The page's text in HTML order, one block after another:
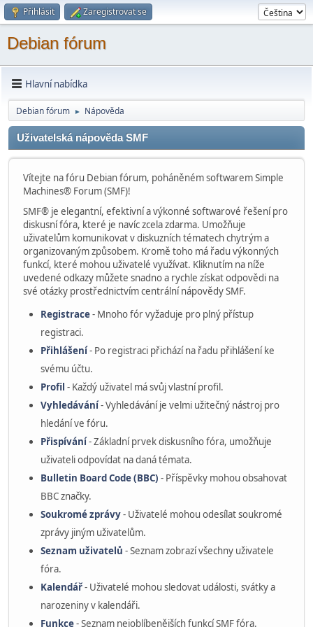
Přihlásit Zaregistrovat se
Debian fórum
Hlavní nabídka
Debian fórum ► Nápověda
Uživatelská nápověda SMF
Vítejte na fóru Debian fórum, poháněném softwarem Simple
Machines® Forum (SMF)!
SMF® je elegantní, efektivní a výkonné softwarové řešení pro
diskusní fóra, které je navíc zcela zdarma. Umožňuje
uživatelům komunikovat v diskuzních tématech chytrým a
organizovaným způsobem. Kromě toho má řadu výkonných
funkcí, které mohou uživatelé využívat. Kliknutím na níže
uvedené odkazy můžete snadno a rychle získat odpovědi na
své otázky prostřednictvím centrální nápovědy SMF.
Registrace- Mnoho fór vyžaduje pro plný přístup
registraci.
Přihlášení- Po registraci přichází na řadu přihlášení ke
svému účtu.
Profil - Každý uživatel má svůj vlastní profil.
Vyhledávání- Vyhledávání je velmi užitečný nástroj pro
hledání ve fóru.
Přispívání- Základní prvek diskusního fóra, umožňuje
uživateli odpovídat na daná témata.
Bulletin Board Code (BBC) - Příspěvky mohou obsahovat
BBC značky.
Soukromé zprávy- Uživatelé mohou odesílat soukromé
zprávy jiným uživatelům.
Seznam uživatelů - Seznam zobrazí všechny uživatele
fóra.
Kalendář- Uživatelé mohou sledovat události, svátky a
narozeniny v kalendáři.
Funkce- Seznam nejoblíbenějších funkcí SMF fóra.